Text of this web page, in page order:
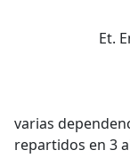
Et.
varias
repartidos en 3